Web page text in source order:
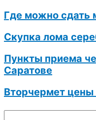
Где можно сдать
Скупка лома
Пункты приема
Саратове
Вторчермет